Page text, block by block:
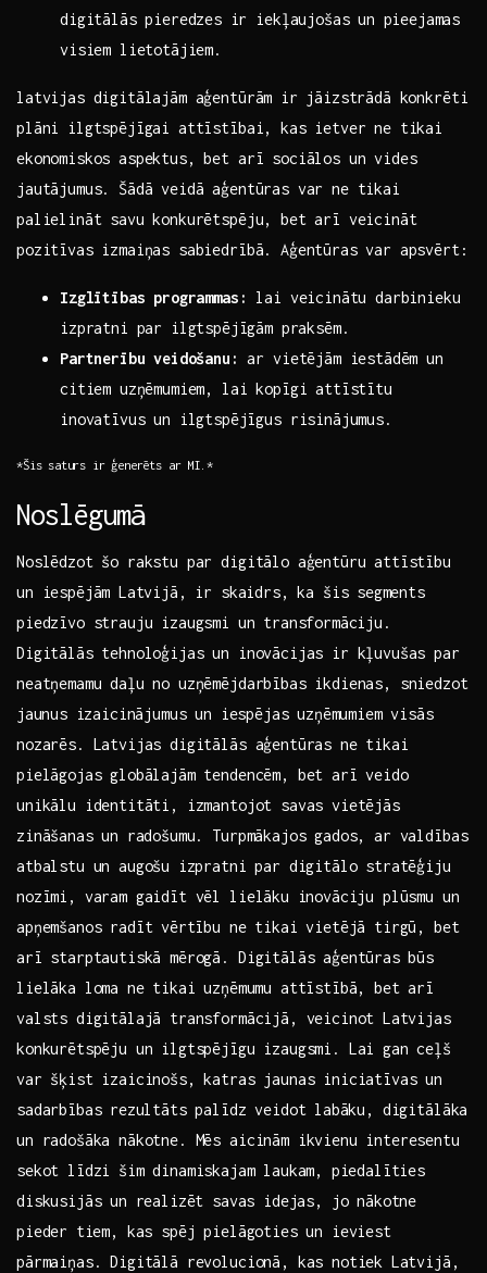
digitālās pieredzes⁣ ir iekļaujošas un⁢ pieejamas
visiem lietotājiem.
latvijas digitālajām aģentūrām ⁣ir jāizstrādā konkrēti
plāni‍ ilgtspējīgai attīstībai, kas ietver ne tikai
ekonomiskos aspektus, bet arī sociālos un vides
jautājumus. Šādā veidā aģentūras var ne tikai
palielināt savu konkurētspēju,‌ bet arī veicināt
pozitīvas izmaiņas sabiedrībā. Aģentūras var ‍apsvērt:
Izglītības programmas:
lai ​veicinātu darbinieku
izpratni par ilgtspējīgām⁢ praksēm.
Partnerību veidošanu: ar vietējām iestādēm un
citiem uzņēmumiem, lai kopīgi attīstītu
inovatīvus un ‌ilgtspējīgus risinājumus.
*Šis⁢ saturs ⁣ir ģenerēts ar MI.*
Noslēgumā
Noslēdzot šo rakstu par digitālo aģentūru attīstību​
un iespējām⁣ Latvijā,⁣ ir skaidrs, ka šis⁤ segments
piedzīvo strauju izaugsmi un⁤ transformāciju.
Digitālās tehnoloģijas un inovācijas ‍ir kļuvušas par
neatņemamu daļu no uzņēmējdarbības ikdienas, sniedzot
⁣jaunus ⁤izaicinājumus un⁢ iespējas uzņēmumiem‍ visās ​
nozarēs. Latvijas​ digitālās aģentūras ⁢ne tikai
pielāgojas globālajām‌ tendencēm, bet arī veido
unikālu identitāti, izmantojot savas vietējās
zināšanas⁢ un ‌radošumu. Turpmākajos gados, ar valdības
atbalstu ​un augošu⁤ izpratni par digitālo stratēģiju
nozīmi, varam gaidīt vēl lielāku⁢ inovāciju plūsmu un⁤
apņemšanos radīt⁤ vērtību ne tikai vietējā tirgū, bet
arī starptautiskā mērogā. Digitālās aģentūras⁢ būs ​
lielāka loma ne‍ tikai ⁣uzņēmumu attīstībā, bet arī
valsts‍ digitālajā transformācijā, veicinot⁤ Latvijas
konkurētspēju un ilgtspējīgu izaugsmi. Lai gan ⁤ceļš
var​ šķist izaicinošs, katras ​jaunas iniciatīvas ⁢un
sadarbības⁢ rezultāts palīdz ​veidot⁣ labāku, digitālāka⁢
un radošāka nākotne. Mēs ‍aicinām ​ikvienu interesentu
sekot līdzi šim dinamiskajam⁤ laukam, ⁤piedalīties
diskusijās un⁣ realizēt⁣ savas idejas, jo nākotne
pieder ⁢tiem, kas spēj pielāgoties un ieviest
pārmaiņas.​ Digitālā revolucionā, ​kas notiek ⁢Latvijā,